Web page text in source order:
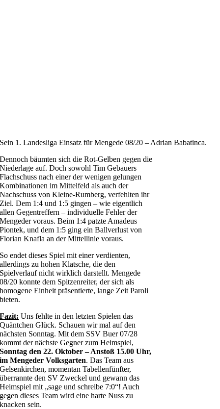
Sein 1. Landesliga Einsatz für Mengede 08/20 – Adrian Babatinca.
Dennoch bäumten sich die Rot-Gelben gegen die
Niederlage auf. Doch sowohl Tim Gebauers
Flachschuss nach einer der wenigen gelungen
Kombinationen im Mittelfeld als auch der
Nachschuss von Kleine-Rumberg, verfehlten ihr
Ziel. Dem 1:4 und 1:5 gingen – wie eigentlich
allen Gegentreffern – individuelle Fehler der
Mengeder voraus. Beim 1:4 patzte Amadeus
Piontek, und dem 1:5 ging ein Ballverlust von
Florian Knafla an der Mittellinie voraus.
So endet dieses Spiel mit einer verdienten,
allerdings zu hohen Klatsche, die den
Spielverlauf nicht wirklich darstellt. Mengede
08/20 konnte dem Spitzenreiter, der sich als
homogene Einheit präsentierte, lange Zeit Paroli
bieten.
Fazit: Uns fehlte in den letzten Spielen das
Quäntchen Glück. Schauen wir mal auf den
nächsten Sonntag. Mit dem SSV Buer 07/28
kommt der nächste Gegner zum Heimspiel,
Sonntag den 22. Oktober – Anstoß 15.00 Uhr,
im Mengeder Volksgarten. Das Team aus
Gelsenkirchen, momentan Tabellenfünfter,
überrannte den SV Zweckel und gewann das
Heimspiel mit „sage und schreibe 7:0“! Auch
gegen dieses Team wird eine harte Nuss zu
knacken sein.